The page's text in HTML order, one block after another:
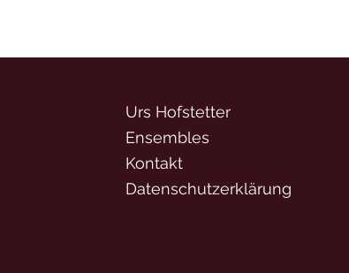
Urs Hofstetter
Ensembles
Kontakt
Datenschutzerklärung